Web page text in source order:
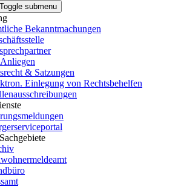
Toggle submenu
Bekanntmachungen
& Satzungen
Einlegung von Rechtsbehelfen